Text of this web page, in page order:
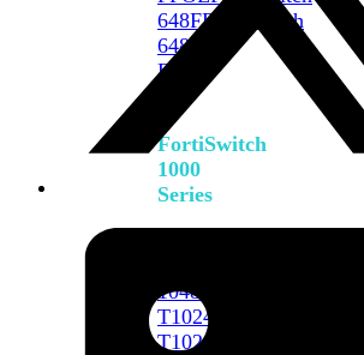
648FFortiSwitch
648F-
FPOE
FortiSwitch
1000
Series
1048E
T1024E
T1024F-